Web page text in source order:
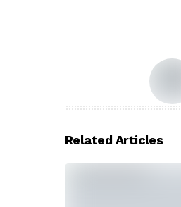
Related Articles